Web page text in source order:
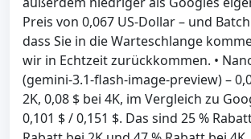
Preis von 0,067 US-Dollar – und
dass Sie in die Warteschlange
wir in Echtzeit zurückkommen. •
(gemini-3.1-flash-image-preview) –
2K, 0,08 $ bei 4K, im Vergleich zu
0,101 $ / 0,151 $. Das sind 25 %